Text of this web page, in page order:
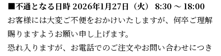
■不通となる日時 2026年1月27日（火） 8:30 ～ 18:00
お客様には大変ご不便をおかけいたしますが、何卒ご理解
賜りますようお願い申し上げます。
恐れ入りますが、お電話でのご注文やお問い合わせにつき